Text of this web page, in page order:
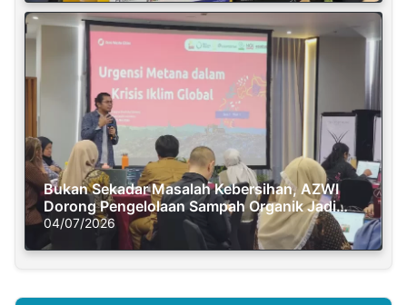
Bukan Sekadar Masalah Kebersihan, AZWI
Dorong Pengelolaan Sampah Organik Jadi
Solusi Krisis Iklim
04/07/2026